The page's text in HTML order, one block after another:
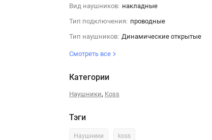
Вид наушников: накладные
Тип подключения: проводные
Тип наушников: Динамические открытые
Смотреть все
Категории
Наушники, Koss
Тэги
Наушники koss